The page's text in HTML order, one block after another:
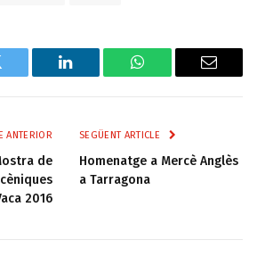
LinkedIn WhatsAppEmail
ANTERIOR
de
2016
SEGÜENT ARTICLE
Homenatge a Mercè Anglès
a Tarragona